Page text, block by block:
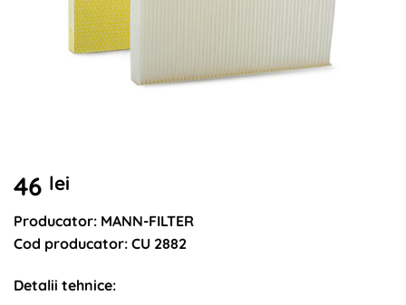
46 lei
Producator: MANN-FILTER
Cod producator: CU 2882
Detalii tehnice: